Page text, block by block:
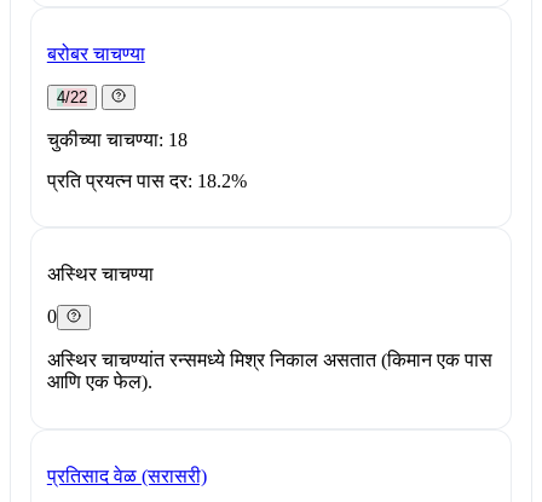
बरोबर चाचण्या
4/22
चुकीच्या चाचण्या: 18
प्रति प्रयत्न पास दर: 18.2%
अस्थिर चाचण्या
0
अस्थिर चाचण्यांत रन्समध्ये मिश्र निकाल असतात (किमान एक पास
आणि एक फेल).
प्रतिसाद वेळ (सरासरी)